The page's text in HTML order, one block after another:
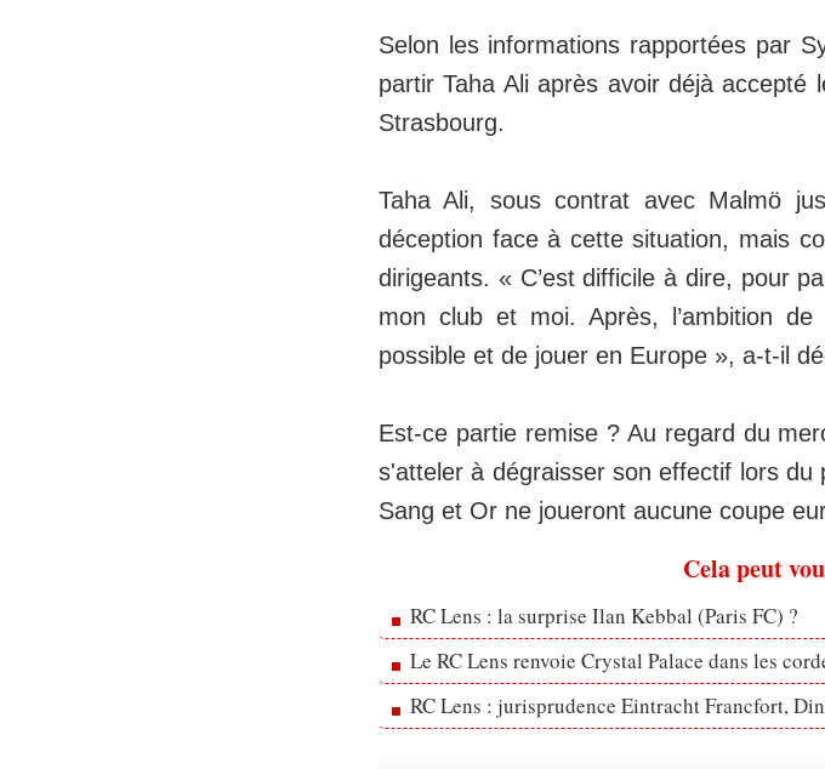
Selon les informations rapportées par
partir Taha Ali après avoir déjà
Strasbourg.
Taha Ali, sous contrat avec Malmö
déception face à cette situation, mais
dirigeants. « C’est difficile à dire, pour
mon club et moi. Après, l’ambition
possible et de jouer en Europe », a-t-il
Est-ce partie remise ? Au regard du
s'atteler à dégraisser son effectif lors
Sang et Or ne joueront aucune coupe
Cela peut
RC Lens : la surprise Ilan Kebbal (Paris FC) ?
Le RC Lens renvoie Crystal Palace dans les
RC Lens : jurisprudence Eintracht Francfort,